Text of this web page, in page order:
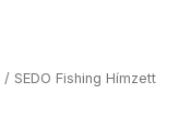
/ SEDO Fishing Hímzett